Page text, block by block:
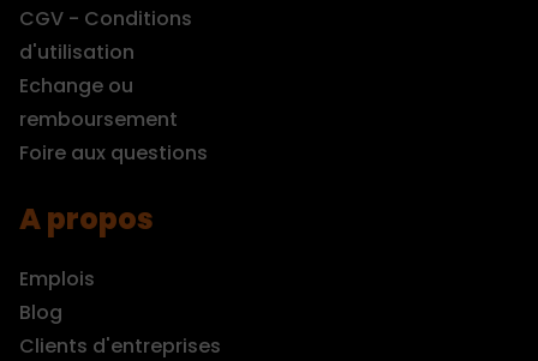
CGV - Conditions
d'utilisation
Echange ou
remboursement
Foire aux questions
A propos
Emplois
Blog
Clients d'entreprises